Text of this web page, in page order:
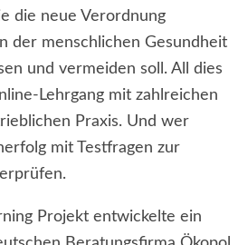
die neue Verordnung
der menschlichen Gesundheit
und vermeiden soll. All dies
Lehrgang mit zahlreichen
Praxis. Und wer
mit Testfragen zur
Projekt entwickelte ein